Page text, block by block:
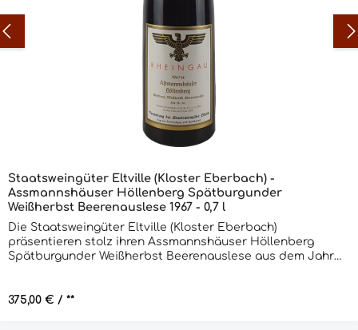
Staatsweingüter Eltville (Kloster Eberbach) -
Assmannshäuser Höllenberg Spätburgunder
Weißherbst Beerenauslese 1967 - 0,7 l
Die Staatsweingüter Eltville (Kloster Eberbach)
präsentieren stolz ihren Assmannshäuser Höllenberg
Spätburgunder Weißherbst Beerenauslese aus dem Jahr
Trauben für diesen Wein stammen aus den steilen Hängen
Regulärer Preis:
375,00 € / **